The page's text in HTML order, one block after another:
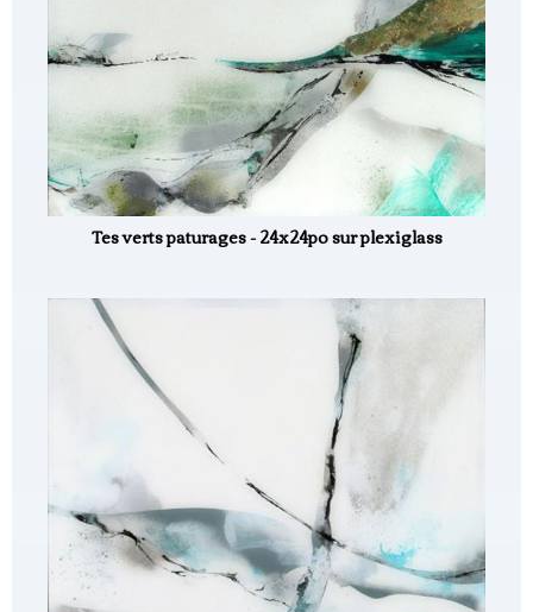
Tes verts paturages - 24x24po sur plexiglass